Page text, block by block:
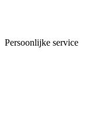
Persoonlijke service